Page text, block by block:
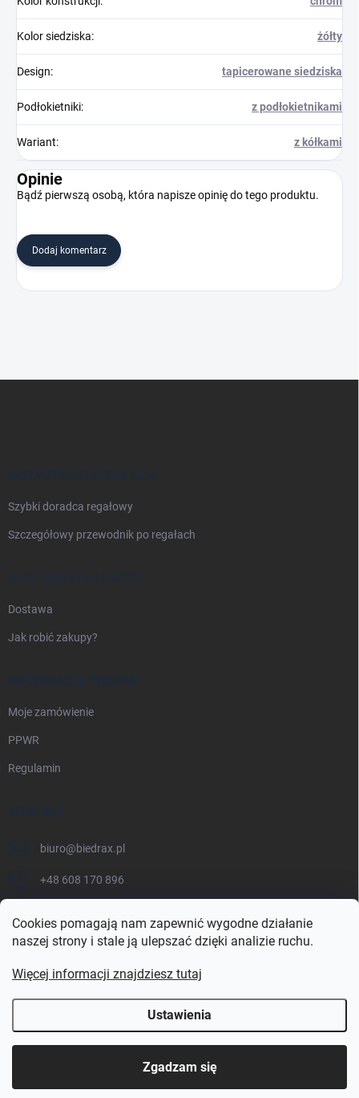
Cookies pomagają nam zapewnić wygodne działanie
naszej strony i stale ją ulepszać dzięki analizie ruchu.
Więcej informacji znajdziesz tutaj
Ustawienia
Zgadzam się
Kolor siedziska: żółty
Design: tapicerowane siedziska
Podłokietniki: z podłokietnikami
Wariant: z kółkami
Opinie
Bądź pierwszą osobą, która napisze opinię do tego produktu.
Dodaj komentarz
WSZYSTKO O REGAŁACH
Szybki doradca regałowy
Szczegółowy przewodnik po regałach
DOSTAWA I PŁATNOŚĆ
Dostawa
Jak robić zakupy?
INFORMACJE PRAWNE
Moje zamówienie
PPWR
Regulamin
KONTAKT
biuro@biedrax.pl
+48 608 170 896
biedrax.pl . Wszystkie prawa zastrzeżone.